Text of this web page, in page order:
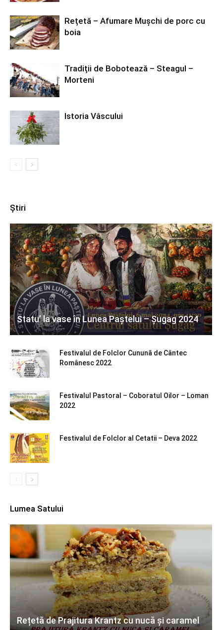
Rețetă – Afumare Mușchi de porc cu
boia
Tradiții de Bobotează – Steagul –
Morteni
Istoria Vâscului
Știri
Statu’ la vase în Lunea Paștelui – Șugag 2024
Festivalul de Folclor Cunună de Cântec
Românesc 2022
Festivalul Pastoral – Coboratul Oilor – Loman
2022
Festivalul de Folclor al Cetatii – Deva 2022
Lumea Satului
Rețetă de Prajitura Krantz cu nucă și caramel